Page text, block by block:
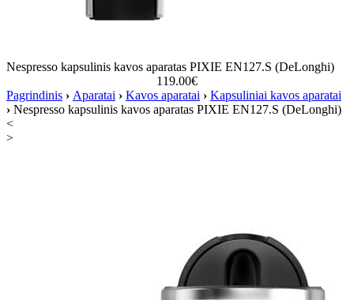
Nespresso kapsulinis kavos aparatas PIXIE EN127.S (DeLonghi)
119.00€
Pagrindinis › Aparatai › Kavos aparatai › Kapsuliniai kavos aparatai
› Nespresso kapsulinis kavos aparatas PIXIE EN127.S (DeLonghi)
<
>